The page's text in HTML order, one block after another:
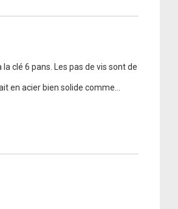
clé 6 pans. Les pas de vis sont de
en acier bien solide comme